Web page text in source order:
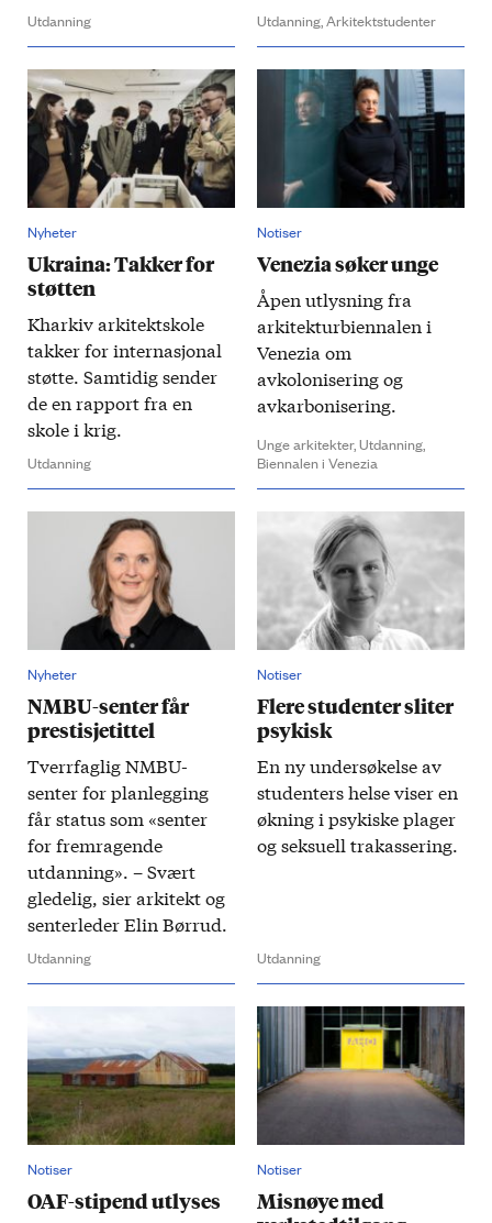
Utdanning Utdanning,Arkitektstudenter
Nyheter
Ukraina: Takker for
støtten
Kharkiv arkitekt­skole
takker for inter­nasjonal
støtte. Sam­tidig sender
de en rapport fra en
skole i krig.
Utdanning
Notiser
Venezia søker unge
Åpen utlysning fra
arkitekturbiennalen i
Venezia om
avkolonisering og
avkarbonisering.
Unge arkitekter,Utdanning,
Biennalen i Venezia
Nyheter
NMBU-senter får
prestisjetittel
Tverr­faglig ​NMBU­-
senter for planlegging
får status som «senter
for frem­ragende
utdanning». – Svært
gledelig, sier arkitekt og
senter­leder Elin Børrud.
Utdanning
Notiser
Flere studenter sliter
psykisk
En ny undersøkelse av
studenters helse viser en
økning i psykiske plager
og seksuell trakassering.
Utdanning
Notiser
OAF-stipend utlyses
Notiser
Misnøye med